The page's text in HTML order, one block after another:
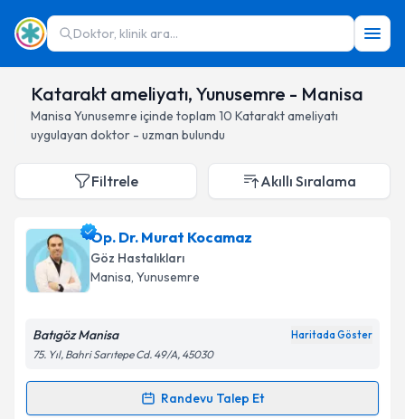
Doktor, klinik ara...
Katarakt ameliyatı, Yunusemre - Manisa
Manisa Yunusemre içinde toplam 10 Katarakt ameliyatı
uygulayan doktor - uzman bulundu
Filtrele Akıllı Sıralama
Op. Dr. Murat Kocamaz
Göz Hastalıkları
Manisa, Yunusemre
Batıgöz Manisa Haritada Göster
75. Yıl, Bahri Sarıtepe Cd. 49/A, 45030
Randevu Talep Et
Randevu Takvimi Talebi